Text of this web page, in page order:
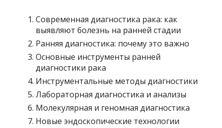
Современная диагностика рака: как
выявляют болезнь на ранней стадии
Ранняя диагностика: почему это важно
Основные инструменты ранней
диагностики рака
Инструментальные методы диагностики
Лабораторная диагностика и анализы
Молекулярная и геномная диагностика
Новые эндоскопические технологии